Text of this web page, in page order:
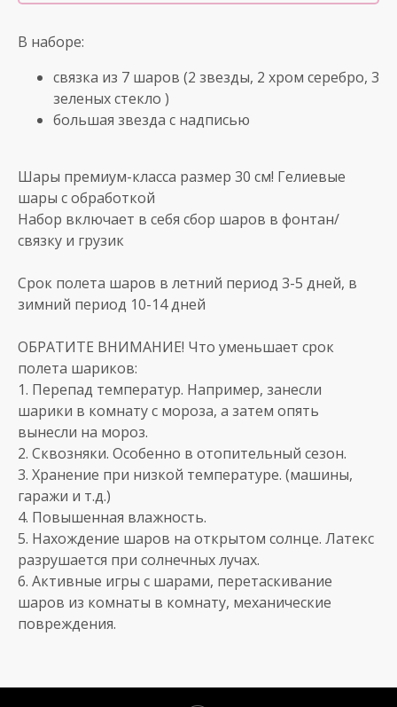
В наборе:
связка из 7 шаров (2 звезды, 2 хром серебро, 3
зеленых стекло )
большая звезда с надписью
Шары премиум-класса размер 30 см! Гелиевые
шары с обработкой
Набор включает в себя сбор шаров в фонтан/
связку и грузик
Срок полета шаров в летний период 3-5 дней, в
зимний период 10-14 дней
ОБРАТИТЕ ВНИМАНИЕ! Что уменьшает срок
полета шариков:
1. Перепад температур. Например, занесли
шарики в комнату с мороза, а затем опять
вынесли на мороз.
2. Сквозняки. Особенно в отопительный сезон.
3. Хранение при низкой температуре. (машины,
гаражи и т.д.)
4. Повышенная влажность.
5. Нахождение шаров на открытом солнце. Латекс
разрушается при солнечных лучах.
6. Активные игры с шарами, перетаскивание
шаров из комнаты в комнату, механические
повреждения.